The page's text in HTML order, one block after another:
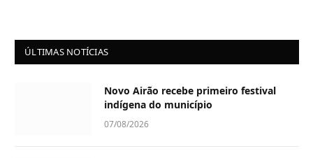
ÚLTIMAS NOTÍCIAS
Novo Airão recebe primeiro festival
indígena do município
07/08/2026